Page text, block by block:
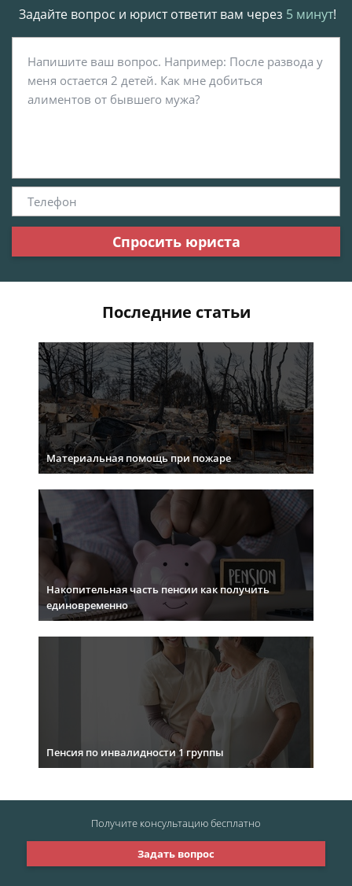
Задайте вопрос и юрист ответит вам через 5 минут!
Спросить юриста
Последние статьи
Материальная помощь при пожаре
Накопительная часть пенсии как получить
единовременно
Пенсия по инвалидности 1 группы
Задать вопрос
Получите консультациюбесплатно